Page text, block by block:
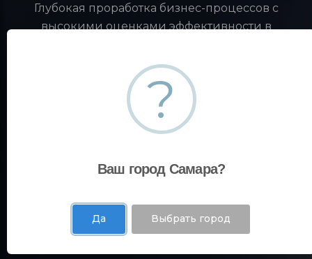
Глубокая проработка бизнес-процессов с
высокими оценками эффективности в
достигается через опытно-эксплуатационные
внедрения на крупные предприятия России.
35
Площадок
?
Ваш город Самара?
Да Выбрать город